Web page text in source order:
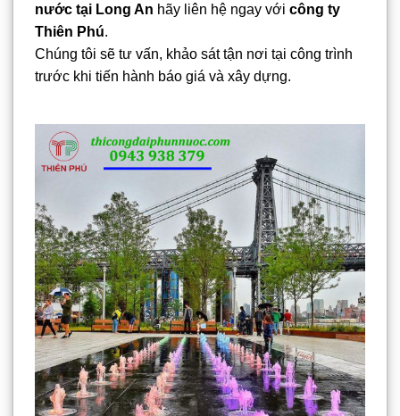
nước tại Long An hãy liên hệ ngay với công ty
Thiên Phú.
Chúng tôi sẽ tư vấn, khảo sát tận nơi tại công trình
trước khi tiến hành báo giá và xây dựng.